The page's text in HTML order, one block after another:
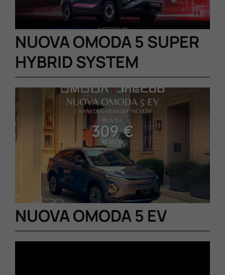
Contattaci
NUOVA OMODA 5 SUPER
HYBRID SYSTEM
NUOVA OMODA 5 EV